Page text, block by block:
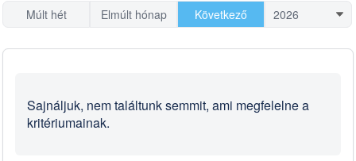
Múlt hét Elmúlt hónap Következő
Sajnáljuk, nem találtunk semmit, ami megfelelne a
kritériumainak.